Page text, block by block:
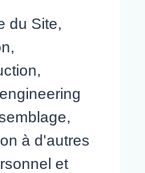
du Site,
à d'autres
et